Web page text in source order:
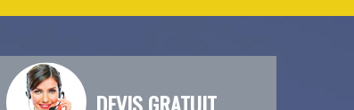
DEVIS GRATUIT